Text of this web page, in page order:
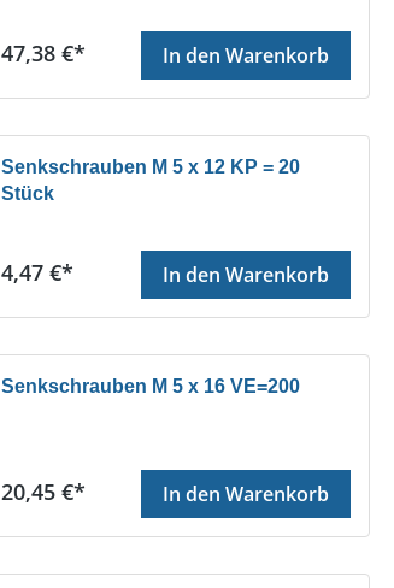
Regulärer Preis:
47,38 €* In den Warenkorb
Senkschrauben M 5 x 12 KP = 20
Stück
Regulärer Preis:
4,47 €* In den Warenkorb
Senkschrauben M 5 x 16 VE=200
Regulärer Preis:
20,45 €* In den Warenkorb